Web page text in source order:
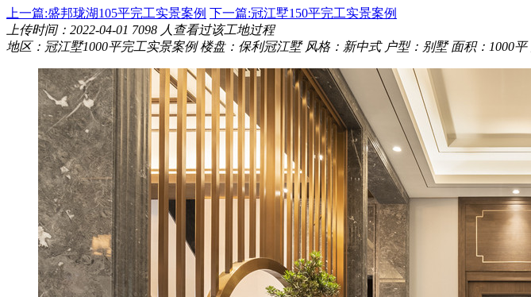
上一篇:盛邦珑湖105平完工实景案例 下一篇:冠江墅150平完工实景案例
上传时间：2022-04-01 7098 人查看过该工地过程
地区：冠江墅1000平完工实景案例 楼盘：保利冠江墅 风格：新中式 户型：别墅 面积：1000平